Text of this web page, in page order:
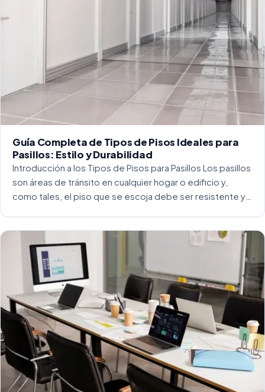
Guía Completa de Tipos de Pisos Ideales para
Pasillos: Estilo y Durabilidad
Introducción a los Tipos de Pisos para Pasillos Los pasillos
son áreas de tránsito en cualquier hogar o edificio y,
como tales, el piso que se escoja debe ser resistente y